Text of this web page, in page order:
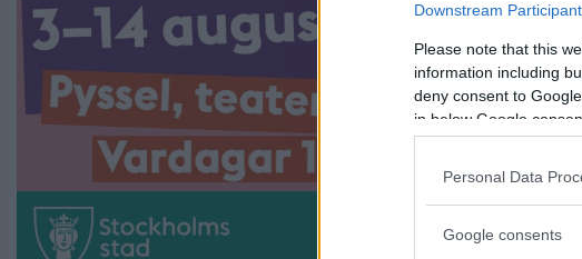
Downstream
Please note that this
information including
deny consent to
in below Google
Personal Data
Google consents